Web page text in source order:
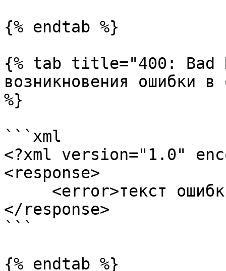
{% endtab %}
{% tab title="400: Bad
возникновения ошибки в
%}
```xml
<?xml version="1.0"
<response>
</response>
```
{% endtab %}